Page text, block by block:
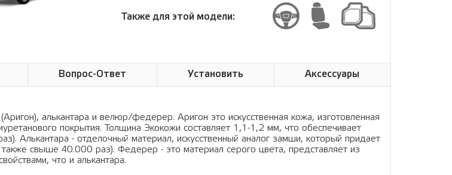
Также для этой модели:
Вопрос-Ответ Установить Аксессуары
алькантара и велюр/федерер. Аригон это искусственная кожа, изготовленная
покрытия. Толщина Экокожи составляет 1,1-1,2 мм, что обеспечивает
Алькантара - отделочный материал, искусственный аналог замши, который придает
свыше 40.000 раз). Федерер - это материал серого цвета, представляет из
что и алькантара.